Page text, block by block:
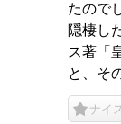
たので
隠棲し
ス著「
と、そ
ナイ